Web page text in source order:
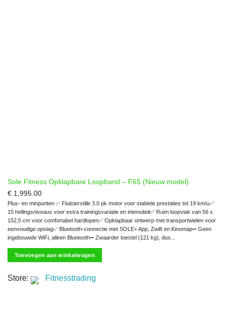
Sole Fitness Opklapbare Loopband – F65 (Nieuw model)
€1,995.00
Plus- en minpunten ✅ Fluisterstille 3.0 pk motor voor stabiele prestaties tot 19 km/u✅
15 hellingsniveaus voor extra trainingsvariatie en intensiteit✅ Ruim loopvlak van 56 x
152,5 cm voor comfortabel hardlopen✅ Opklapbaar ontwerp met transportwielen voor
eenvoudige opslag✅ Bluetooth-connectie met SOLE+ App, Zwift en Kinomap➖ Geen
ingebouwde WiFi, alleen Bluetooth➖ Zwaarder toestel (121 kg), dus...
Toevoegen aan winkelwagen
Store: Fitnesstrading